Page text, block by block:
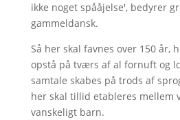
ikke noget spååjelse', bedyrer
gammeldansk.
Så her skal favnes over 150 år,
opstå på tværs af al fornuft og
samtale skabes på trods af
her skal tillid etableres mellem
vanskeligt barn.